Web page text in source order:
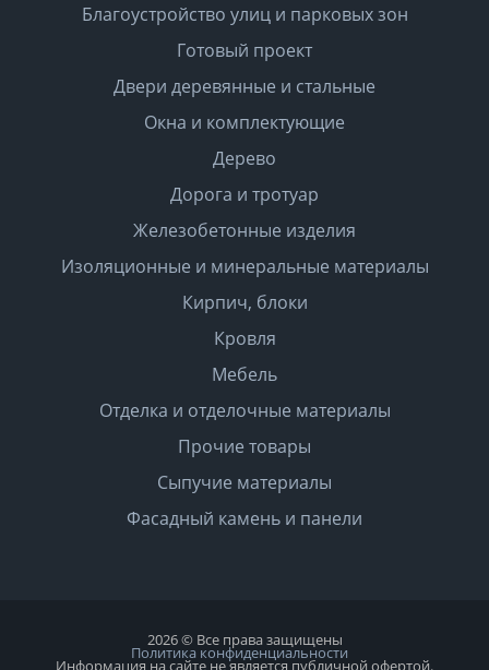
Благоустройство улиц и парковых зон
Готовый проект
Двери деревянные и стальные
Окна и комплектующие
Дерево
Дорога и тротуар
Железобетонные изделия
Изоляционные и минеральные материалы
Кирпич, блоки
Кровля
Мебель
Отделка и отделочные материалы
Прочие товары
Сыпучие материалы
Фасадный камень и панели
2026 © Все права защищены
Политика конфиденциальности
Информация на сайте не является публичной офертой.